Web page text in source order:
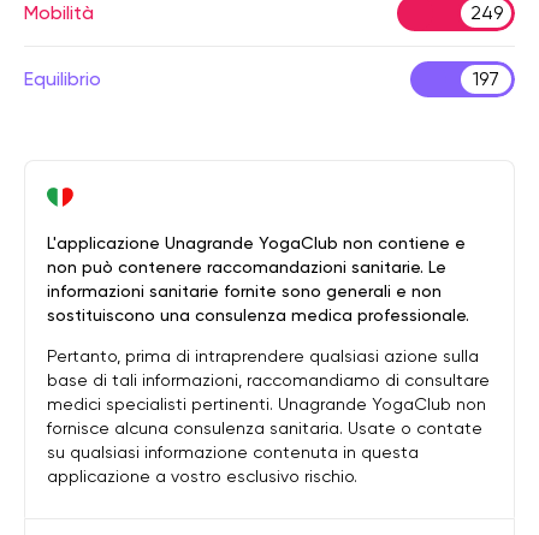
Mobilità 249
Equilibrio 197
L'applicazione Unagrande YogaClub non contiene e
non può contenere raccomandazioni sanitarie. Le
informazioni sanitarie fornite sono generali e non
sostituiscono una consulenza medica professionale.
Pertanto, prima di intraprendere qualsiasi azione sulla
base di tali informazioni, raccomandiamo di consultare
medici specialisti pertinenti. Unagrande YogaClub non
fornisce alcuna consulenza sanitaria. Usate o contate
su qualsiasi informazione contenuta in questa
applicazione a vostro esclusivo rischio.